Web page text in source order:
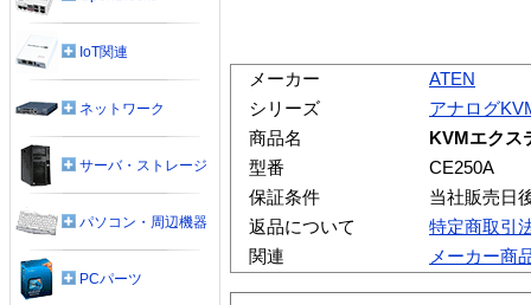
メーカー
ATEN
シリーズ
アナログ
商品名
KVMエクス
型番
CE250A
保証条件
当社販売日
返品について
特定商取引
関連
メーカー商
IoT関連
ネットワーク
サーバ・ストレージ
パソコン・周辺機器
PCパーツ